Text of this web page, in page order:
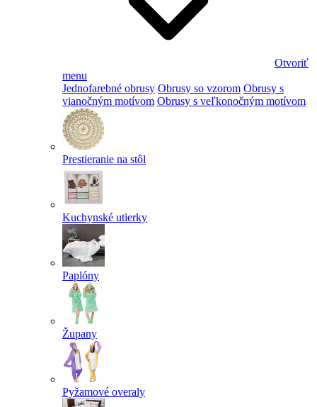
Otvoriť
menu
Jednofarebné obrusy Obrusy so vzorom Obrusy s
vianočným motívom Obrusy s veľkonočným motívom
Prestieranie na stôl
Kuchynské utierky
Paplóny
Župany
Pyžamové overaly